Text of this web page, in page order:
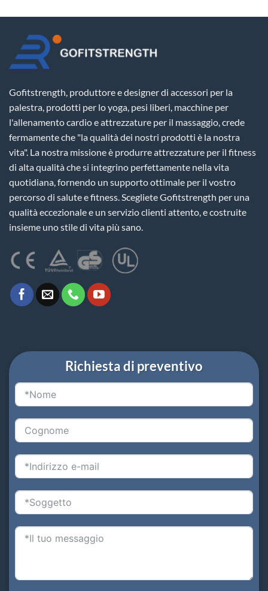
Gofitstrength, produttore e designer di accessori per la
palestra, prodotti per lo yoga, pesi liberi, macchine per
l'allenamento cardio e attrezzature per il massaggio, crede
fermamente che "la qualità dei nostri prodotti è la nostra
vita". La nostra missione è produrre attrezzature per il fitness
di alta qualità che si integrino perfettamente nella vita
quotidiana, fornendo un supporto ottimale per il vostro
percorso di salute e fitness. Scegliete Gofitstrength per una
qualità eccezionale e un servizio clienti attento, e costruite
insieme uno stile di vita più sano.
Richiesta di preventivo